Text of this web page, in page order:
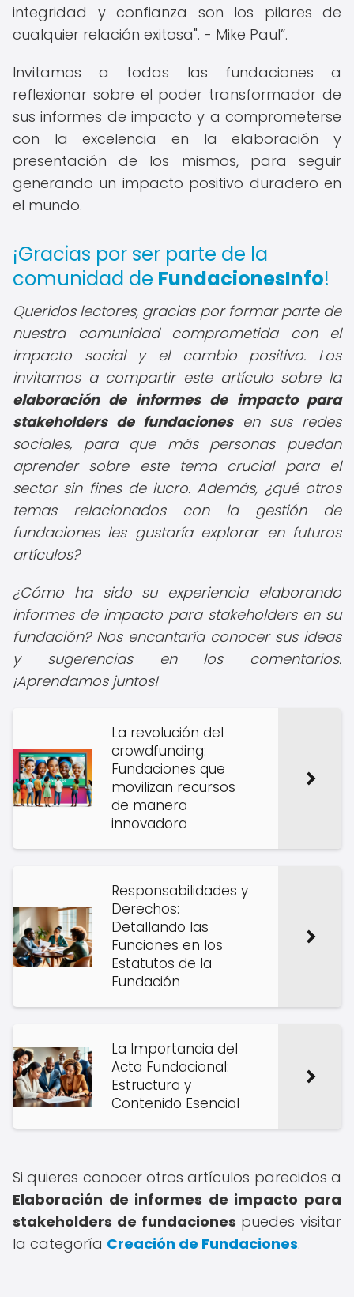
integridad y confianza son los pilares de
cualquier relación exitosa". - Mike Paul .
Invitamos a todas las fundaciones a
reflexionar sobre el poder transformador de
sus informes de impacto y a comprometerse
con la excelencia en la elaboración y
presentación de los mismos, para seguir
generando un impacto positivo duradero en
el mundo.
¡Gracias por ser parte de la
comunidad de FundacionesInfo!
Queridos lectores, gracias por formar parte de
nuestra comunidad comprometida con el
impacto social y el cambio positivo. Los
invitamos a compartir este artículo sobre la
elaboración de informes de impacto para
stakeholders de fundacionesen sus redes
sociales, para que más personas puedan
aprender sobre este tema crucial para el
sector sin fines de lucro. Además, ¿qué otros
temas relacionados con la gestión de
fundaciones les gustaría explorar en futuros
artículos?
¿Cómo ha sido su experiencia elaborando
informes de impacto para stakeholders en su
fundación? Nos encantaría conocer sus ideas
y sugerencias en los comentarios.
¡Aprendamos juntos!
La revolución del
crowdfunding:
Fundaciones que
movilizan recursos
de manera
innovadora
Responsabilidades y
Derechos:
Detallando las
Funciones en los
Estatutos de la
Fundación
La Importancia del
Acta Fundacional:
Estructura y
Contenido Esencial
Si quieres conocer otros artículos parecidos a
Elaboración de informes de impacto para
stakeholders de fundaciones puedes visitar
la categoría Creación de Fundaciones.